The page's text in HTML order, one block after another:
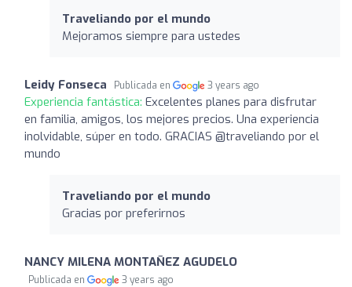
Traveliando por el mundo
Mejoramos siempre para ustedes
Leidy Fonseca Publicada en 3 years ago
Experiencia fantástica: Excelentes planes para disfrutar
en familia, amigos, los mejores precios. Una experiencia
inolvidable, súper en todo. GRACIAS @traveliando por el
mundo
Traveliando por el mundo
Gracias por preferirnos
NANCY MILENA MONTAÑEZ AGUDELO
Publicada en 3 years ago